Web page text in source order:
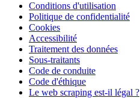
Conditions d'utilisation
Politique de confidentialité
Cookies
Accessibilité
Traitement des données
Sous-traitants
Code de conduite
Code d'éthique
Le web scraping est-il légal ?